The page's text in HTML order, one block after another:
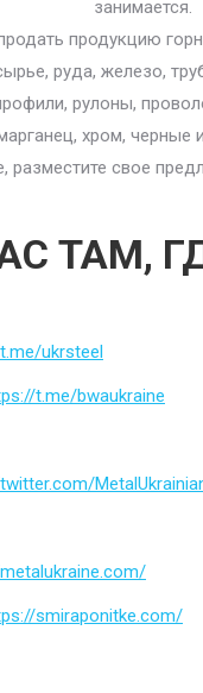
занимается.
продукцию
руда, железо,
рулоны,
хром,
разместите свое
ТАМ,
ukrsteel
t.me/bwaukraine
smiraponitke.com/